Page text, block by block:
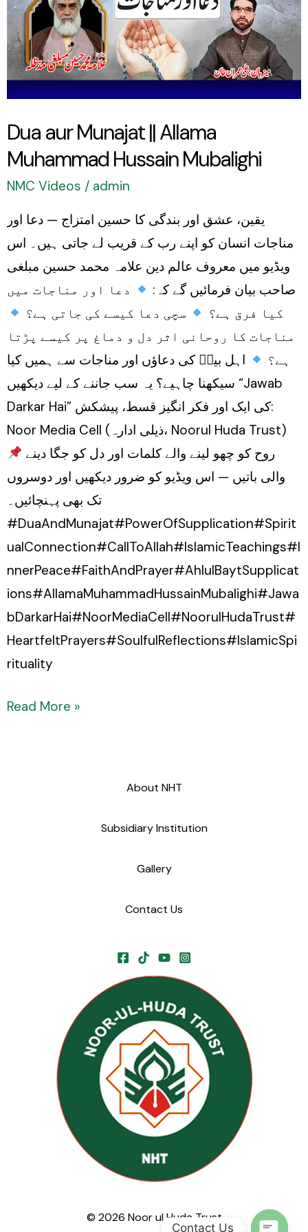
Dua aur Munajat || Allama
Muhammad Hussain Mubalighi
NMC Videos / admin
یقین، عشق اور بندگی کا حسین امتزاج — دعا اور
مناجات انسان کو اپنے رب کے قریب لے جاتی ہیں۔ اس
ویڈیو میں معروف عالم دین علامہ محمد حسین مبلغی
صاحب بیان فرمائیں گے کہ:
دعا اور مناجات میں
کیا فرق ہے؟
سچی دعا کیسے کی جاتی ہے؟
مناجات کا روحانی اثر دل و دماغ پر کیسے پڑتا
ہے؟
اہل بیتؑ کی دعاؤں اور مناجات سے ہمیں کیا
سیکھنا چاہیے؟ یہ سب جاننے کے لیے دیکھیں “Jawab
Darkar Hai” کی ایک اور فکر انگیز قسط، پیشکش:
Noor Media Cell (ذیلی ادارہ، Noorul Huda Trust)
والی باتیں — اس ویڈیو کو ضرور دیکھیں اور دوسروں
تک بھی پہنچائیں۔
#DuaAndMunajat#PowerOfSupplication#Spirit
ualConnection#CallToAllah#IslamicTeachings#I
nnerPeace#FaithAndPrayer#AhlulBaytSupplicat
ions#AllamaMuhammadHussainMubalighi#Jawa
bDarkarHai#NoorMediaCell#NoorulHudaTrust#
HeartfeltPrayers#SoulfulReflections#IslamicSpi
rituality
Muhammad
Hussain
Mubalighi
Read More »
About NHT
Subsidiary Institution
Gallery
Contact Us
© 2026 Noor ul Huda Trust
Contact Us